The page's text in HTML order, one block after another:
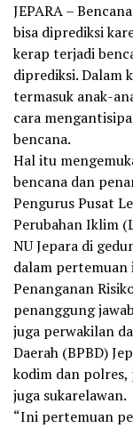
JEPARA –
bisa diprediksi
kerap terjadi
diprediksi. Dalam
termasuk anak-
cara
bencana.
Hal itu
bencana dan
Pengurus Pusat
Perubahan Iklim
NU Jepara di
dalam
Penanganan
penanggung
juga perwakilan
Daerah (BPBD)
kodim dan polres,
juga sukarelawan.
“Ini pertemuan